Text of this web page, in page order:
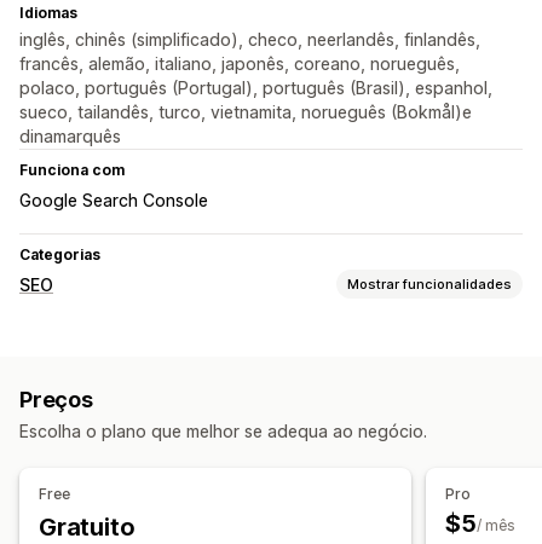
Idiomas
inglês, chinês (simplificado), checo, neerlandês, finlandês,
francês, alemão, italiano, japonês, coreano, norueguês,
polaco, português (Portugal), português (Brasil), espanhol,
sueco, tailandês, turco, vietnamita, norueguês (Bokmål)e
dinamarquês
Funciona com
Google Search Console
Categorias
SEO Mostrar funcionalidades
Informações e dicas
Análise de palavras-chave Análise das ligações
Tráfego de website
Preços
Escolha o plano que melhor se adequa ao negócio.
Free
Gratuito
Pro
$5/ mês